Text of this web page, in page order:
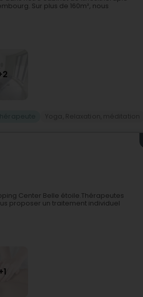
Sur plus de 160m², nous
Center Belle étoile.Thérapeutes
proposer un traitement individuel